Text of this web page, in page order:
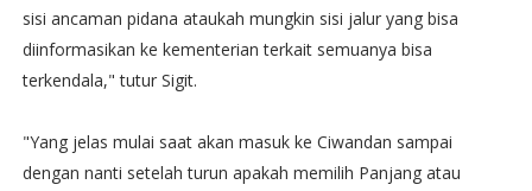
sisi ancaman pidana ataukah mungkin sisi jalur yang bisa
diinformasikan ke kementerian terkait semuanya bisa
terkendala," tutur Sigit.
"Yang jelas mulai saat akan masuk ke Ciwandan sampai
dengan nanti setelah turun apakah memilih Panjang atau